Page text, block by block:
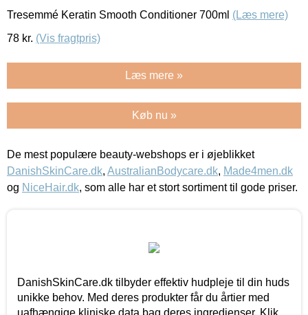
Tresemmé Keratin Smooth Conditioner 700ml (Læs mere)
78 kr. (Vis fragtpris)
Læs mere »
Køb nu »
De mest populære beauty-webshops er i øjeblikket
DanishSkinCare.dk, AustralianBodycare.dk, Made4men.dk
og NiceHair.dk, som alle har et stort sortiment til gode priser.
DanishSkinCare.dk tilbyder effektiv hudpleje til din huds
unikke behov. Med deres produkter får du årtier med
uafhængige kliniske data bag deres ingredienser. Klik